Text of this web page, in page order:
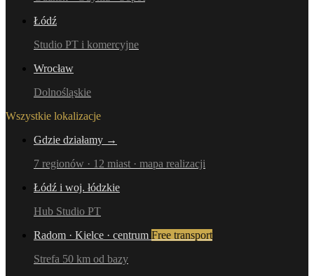
Łódź
Studio PT i komercyjne
Wrocław
Dolnośląskie
Wszystkie lokalizacje
Gdzie działamy →
7 regionów · 12 miast · mapa realizacji
Łódź i woj. łódzkie
Hub Studio PT
Radom · Kielce · centrum Free transport
Strefa 50 km od bazy